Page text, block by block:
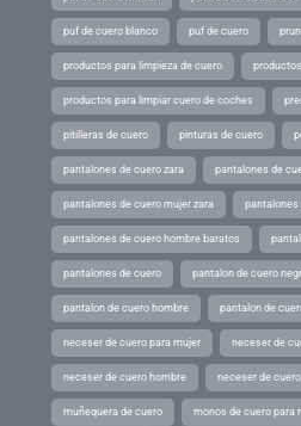
puf de cuero blanco puf de cuero
productos para limpieza de cuero
productos para limpiar cuero de coches
pitilleras de cuero pinturas de cuero
pantalones de cuero zara pantalones de
pantalones de cuero mujer zara pantalones
pantalones de cuero hombre baratos
pantalones de cuero pantalon de cuero
pantalon de cuero hombre pantalon de
neceser de cuero para mujer neceser de
neceser de cuero hombre neceser de cuero
muñequera de cuero monos de cuero para